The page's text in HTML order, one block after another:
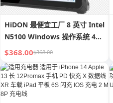
HiDON 最便宜工厂 8 英寸 Intel
N5100 Windows 操作系统 4G
LTE 车载耐用平板电脑，带 NFC
与 2D 条码扫描器，配有车载支
架与充电器
$368.00$368.00